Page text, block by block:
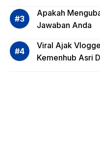
Saja?
Apakah
Jawaban Anda
Viral Ajak
Kemenhub Asri